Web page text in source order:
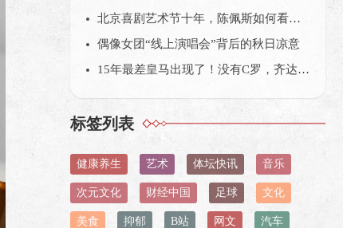
北京喜剧艺术节十年，陈佩斯如何看当下的喜剧市场？
偶像女团“线上演唱会”背后的秋日凉意
15年最差皇马出现了！没有C罗，齐达内再也拿不到欧冠？
标签列表
健康养生 艺术 体坛快讯 音乐
次元文化 财经中国 足球 文化
美食 抑郁 B站 网文 汽车